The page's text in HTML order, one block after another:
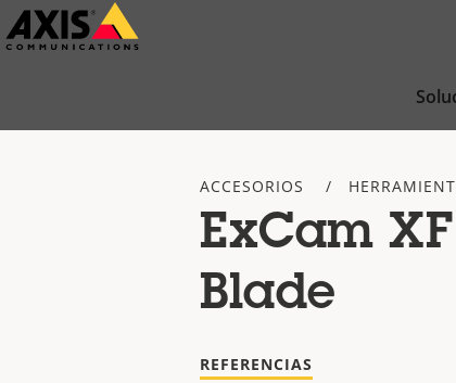
Saltar
al
ACCESORIOS
ExCam
Blade
REFERENCIAS